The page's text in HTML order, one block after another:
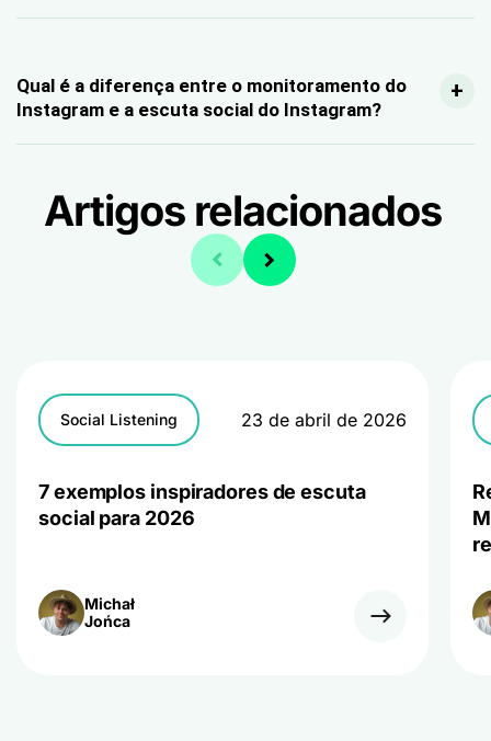
Qual é a diferença entre o monitoramento do
Instagram e a escuta social do Instagram?
Artigos relacionados
Social Listening 23 de abril de 2026
7 exemplos inspiradores de escuta
social para 2026
Michał
Jońca